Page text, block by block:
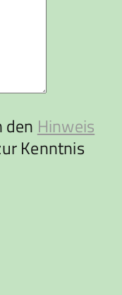
den Hinweis
Kenntnis